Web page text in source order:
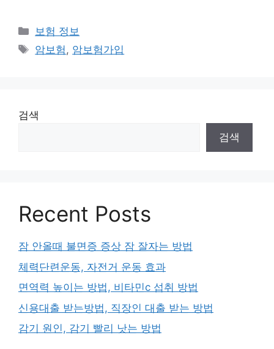
카
테
보험 정보
태
암보험, 암보험가입
검색
검색
Recent Posts
잠 안올때 불면증 증상 잠 잘자는 방법
체력단련운동, 자전거 운동 효과
면역력 높이는 방법, 비타민c 섭취 방법
신용대출 받는방법, 직장인 대출 받는 방법
감기 원인, 감기 빨리 낫는 방법